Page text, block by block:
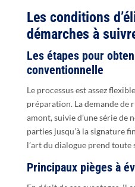
Les conditions
démarches à
Les étapes pour
conventionnelle
Le processus est assez
préparation. La demande de
amont, suivie d’une série de
parties jusqu’à la signature
l’art du dialogue prend toute
Principaux pièges à